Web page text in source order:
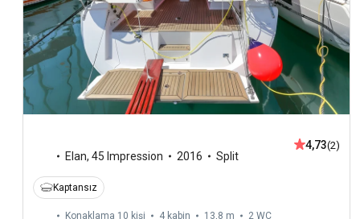
Elan, 45 Impression 2016 Split
4,73(2)
Kaptansız
Konaklama 10 kişi 4 kabin 13,8 m 2 WC